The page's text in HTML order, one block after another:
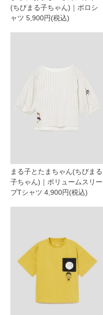
(ちびまる子ちゃん)｜ポロシ
ャツ 5,900円(税込)
まる子とたまちゃん(ちびまる
子ちゃん)｜ボリュームスリー
ブTシャツ 4,900円(税込)